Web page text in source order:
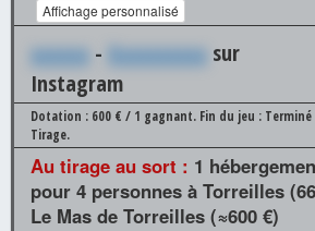
Affichage personnalisé
xxxxxx - Xxxxxxxxxx sur
Instagram
Dotation : 600 € / 1 gagnant. Fin du jeu :
Tirage.
Au tirage au sort : 1
pour 4 personnes à Torreilles
Le Mas de Torreilles (≈600 €)